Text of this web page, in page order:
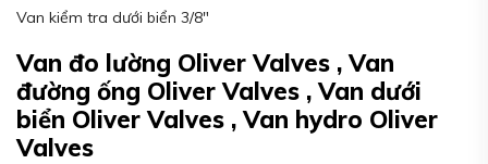
Van kiểm tra dưới biển 3/8″
Van đo lường Oliver Valves , Van
đường ống Oliver Valves , Van dưới
biển Oliver Valves , Van hydro Oliver
Valves